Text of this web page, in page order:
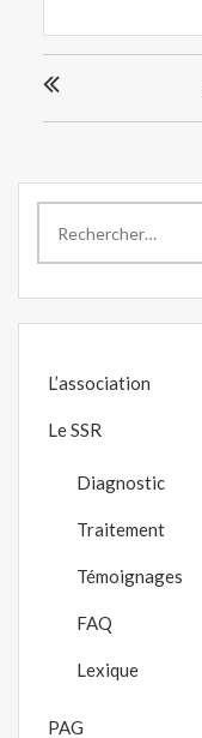
de
l’article
L’association
Le SSR
Diagnostic
Traitement
Témoignages
FAQ
Lexique
PAG